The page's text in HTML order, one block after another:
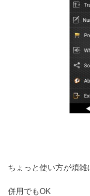
ちょっと使い方が煩
併用でもOK